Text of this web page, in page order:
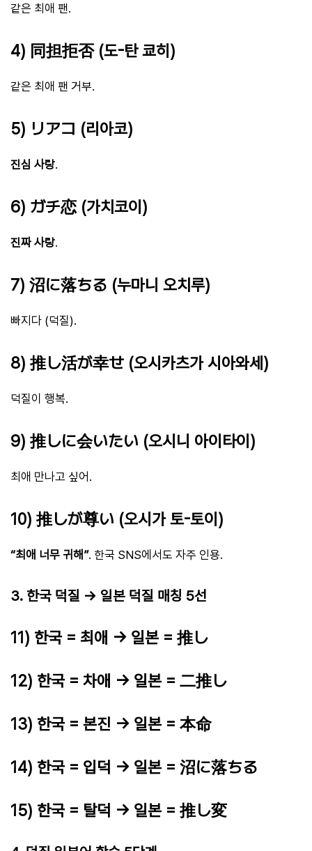
같은 최애 팬.
4) 同担拒否 (도-탄 쿄히)
같은 최애 팬 거부.
5) リアコ (리아코)
진심 사랑.
6) ガチ恋 (가치코이)
진짜 사랑.
7) 沼に落ちる (누마니 오치루)
빠지다 (덕질).
8) 推し活が幸せ (오시카츠가 시아와세)
덕질이 행복.
9) 推しに会いたい (오시니 아이타이)
최애 만나고 싶어.
10) 推しが尊い (오시가 토-토이)
“최애 너무 귀해”. 한국 SNS에서도 자주 인용.
3. 한국 덕질 → 일본 덕질 매칭 5선
11) 한국 = 최애 → 일본 = 推し
12) 한국 = 차애 → 일본 = 二推し
13) 한국 = 본진 → 일본 = 本命
14) 한국 = 입덕 → 일본 = 沼に落ちる
15) 한국 = 탈덕 → 일본 = 推し変